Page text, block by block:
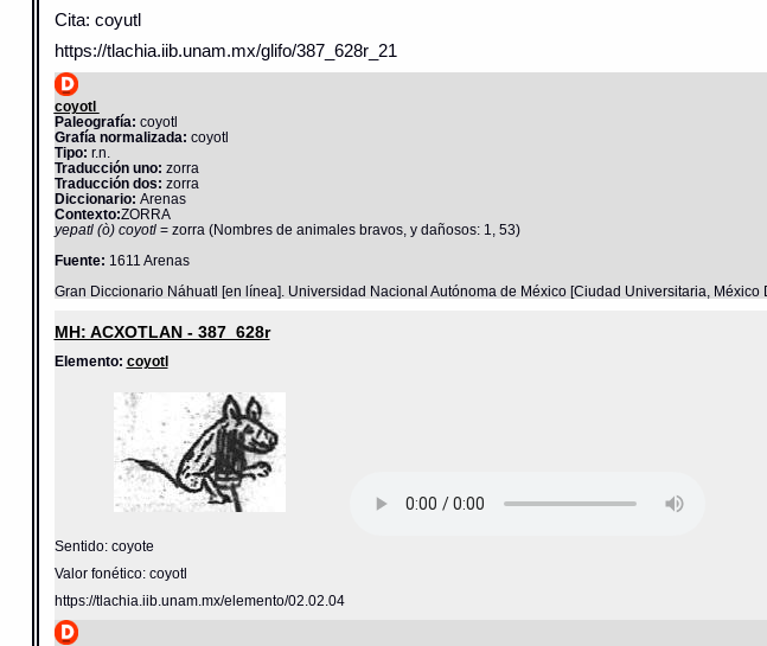
Cita: coyutl
https://tlachia.iib.unam.mx/glifo/387_628r_21
coyotl
Paleografía: coyotl
Grafía normalizada: coyotl
Tipo: r.n.
Traducción uno: zorra
Traducción dos: zorra
Diccionario: Arenas
Contexto:ZORRA
yepatl (ò) coyotl = zorra (Nombres de animales bravos, y dañosos: 1, 53)
Fuente: 1611 Arenas
Gran Diccionario Náhuatl [en línea]. Universidad Nacional Autónoma de México [Ciudad Universitaria,
MH: ACXOTLAN - 387_628r
Elemento: coyotl
Sentido: coyote
Valor fonético: coyotl
https://tlachia.iib.unam.mx/elemento/02.02.04